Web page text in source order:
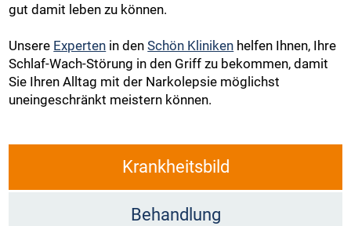
gut damit leben zu können.
Unsere Experten in denSchön Kliniken helfen Ihnen, Ihre
Schlaf-Wach-Störung in den Griff zu bekommen, damit
Sie Ihren Alltag mit der Narkolepsie möglichst
uneingeschränkt meistern können.
Krankheitsbild
Behandlung